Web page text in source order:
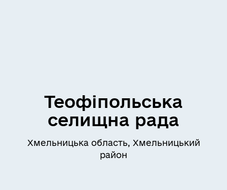
Теофіпольська
селищна рада
Хмельницька область, Хмельницький
район